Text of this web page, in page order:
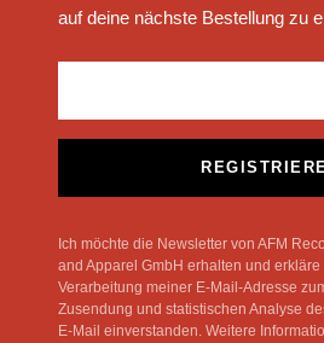
auf deine nächste Bestellung zu
Ich möchte die Newsletter von AFM
and Apparel GmbH erhalten und erkläre
Verarbeitung meiner E-Mail-Adresse
Zusendung und statistischen Analyse
E-Mail einverstanden. Weitere